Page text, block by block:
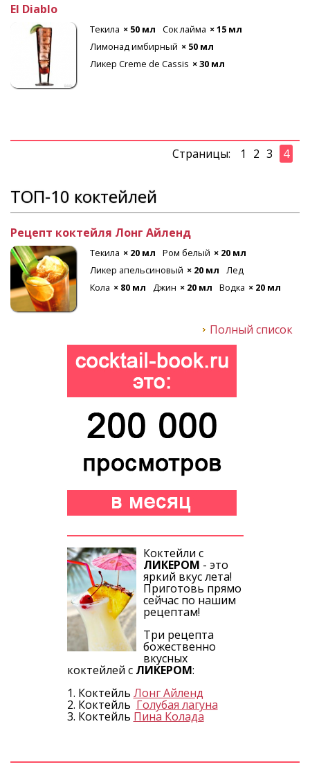
El Diablo
Текила × 50 мл Сок лайма × 15 мл
Лимонад имбирный × 50 мл
Ликер Creme de Cassis × 30 мл
Страницы: 1 2 3 4
ТОП-10 коктейлей
Рецепт коктейля Лонг Айленд
Текила × 20 мл Ром белый × 20 мл
Ликер апельсиновый × 20 мл
Лед
Кола × 80 мл Джин × 20 мл Водка × 20 мл
Полный список
Коктейли с
ЛИКЕРОМ - это
яркий вкус лета!
Приготовь прямо
сейчас по нашим
рецептам!
Три рецепта
божественно
вкусных
коктейлей с ЛИКЕРОМ:
1. Коктейль Лонг Айленд
2. Коктейль Голубая лагуна
3. Коктейль Пина Колада